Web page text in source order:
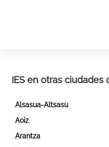
IES en otras
Alsasua-Altsasu
Aoiz
Arantza